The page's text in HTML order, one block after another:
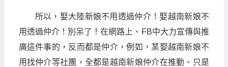
所以，娶大陸新娘不用透過仲介！娶越南新娘不
用透過仲介！別呆了！在網路上、FB中大力宣傳與推
廣這件事的，反而都是仲介，例如，某娶越南新娘不
用找仲介等社團，全都是越南新娘仲介在推動、只是